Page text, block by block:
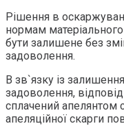
Рішення в
нормам
бути залишене без
задоволення.
В зв`язку із
задоволення,
сплачений апелянтом
апеляційної скарги